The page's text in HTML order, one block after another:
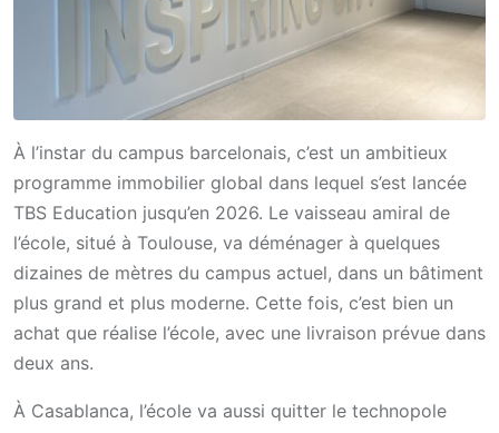
À l’instar du campus barcelonais, c’est un ambitieux
programme immobilier global dans lequel s’est lancée
TBS Education jusqu’en 2026. Le vaisseau amiral de
l’école, situé à Toulouse, va déménager à quelques
dizaines de mètres du campus actuel, dans un bâtiment
plus grand et plus moderne. Cette fois, c’est bien un
achat que réalise l’école, avec une livraison prévue dans
deux ans.
À Casablanca, l’école va aussi quitter le technopole